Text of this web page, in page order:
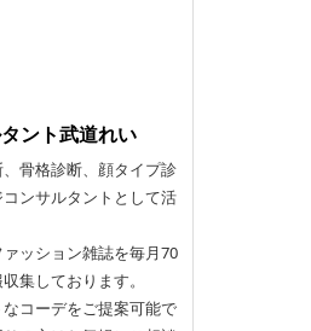
ント武道れい
骨格診断、顔タイプ診
ンサルタントとして活
ッション雑誌を毎月70
集しております。
コーデをご提案可能で